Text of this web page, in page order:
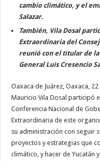
cambio climático, y el
Salazar.
También, Vila Dosal
Extraordinaria del
reunió con el titular de la
General Luis Cresencio
Oaxaca de Juárez, Oaxaca,
Mauricio Vila Dosal participó
Conferencia Nacional de
Extraordinaria de este
su administración con seguir
proyectos y estrategias que
climático, y hacer de Yucatán